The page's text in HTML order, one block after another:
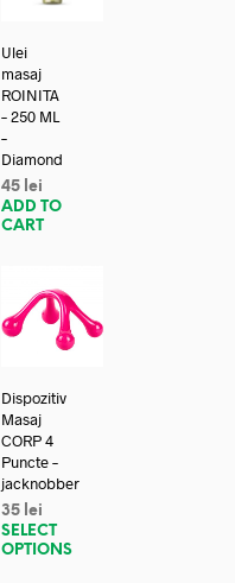
Ulei
masaj
ROINITA
– 250 ML
–
Diamond
45 lei
ADD TO
CART
Dispozitiv
Masaj
CORP 4
Puncte –
jacknobber
35 lei
SELECT
OPTIONS